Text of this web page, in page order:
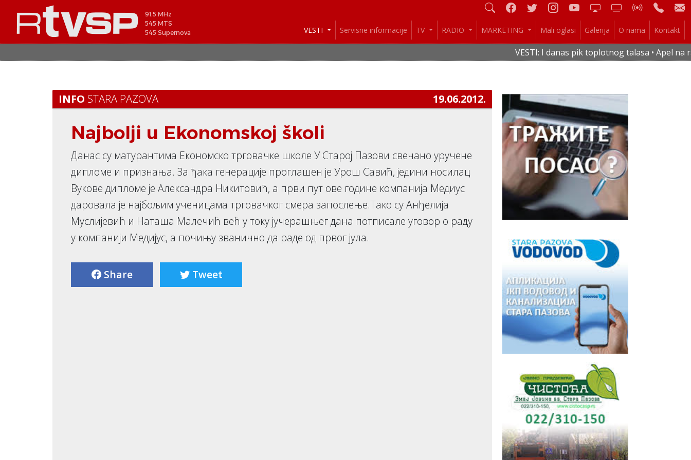
91.5 MHz
545 MTS
545 Supernova
VESTI Servisne informacije TV RADIO MARKETING Mali oglasi Galerija O nama Kontakt
VESTI: I danas pik toplotnog talasa • Apel na
INFO STARA PAZOVA 19.06.2012.
Najbolji u Ekonomskoj školi
Данас су матурантима Економско трговачке школе У Старој Пазови свечано уручене
дипломе и признања. За ђака генерације проглашен је Урош Савић, једини носилац
Вукове дипломе је Александра Никитовић, а први пут ове године компанија Медиус
даровала је најбољим ученицама трговачког смера запослење.Тако су Анђелија
Муслијевић и Наташа Малечић већ у току јучерашњег дана потписале уговор о раду
у компанији Медијус, а почињу званично да раде од првог јула.
Share Tweet